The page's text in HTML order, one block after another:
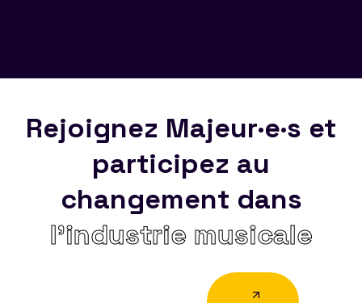
Rejoignez Majeur·e·s et
participez au
changement dans
l’industrie musicale